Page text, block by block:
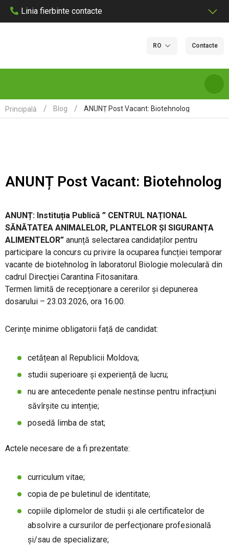
Linia fierbinte contacte
RO Contacte
DESPRE NOI
LABORATOARE
CERTIFICARE
PRODUSE FITOSANITARE
TRANSPARENȚĂ
REGISTRU DE STAT
INFO INTERES PUBLIC
Principală Blog ANUNȚ Post Vacant: Biotehnolog
ANUNȚ Post Vacant: Biotehnolog
ANUNȚ: Instituția Publică ” CENTRUL NAȚIONAL
SĂNĂTATEA ANIMALELOR, PLANTELOR ȘI SIGURANȚA
ALIMENTELOR” anunță selectarea candidaților pentru
participare la concurs cu privire la ocuparea funcției temporar
vacante de biotehnolog în laboratorul Biologie moleculară din
cadrul Direcţiei Carantina Fitosanitara.
Termen limită de recepționare a cererilor și depunerea
dosarului – 23.03.2026, ora 16.00.
Cerințe minime obligatorii față de candidat:
cetățean al Republicii Moldova;
studii superioare și experiență de lucru;
nu are antecedente penale nestinse pentru infracțiuni
săvîrşite cu intenție;
posedă limba de stat;
Actele necesare de a fi prezentate:
curriculum vitae;
copia de pe buletinul de identitate;
copiile diplomelor de studii şi ale certificatelor de
absolvire a cursurilor de perfecţionare profesională
şi/sau de specializare;